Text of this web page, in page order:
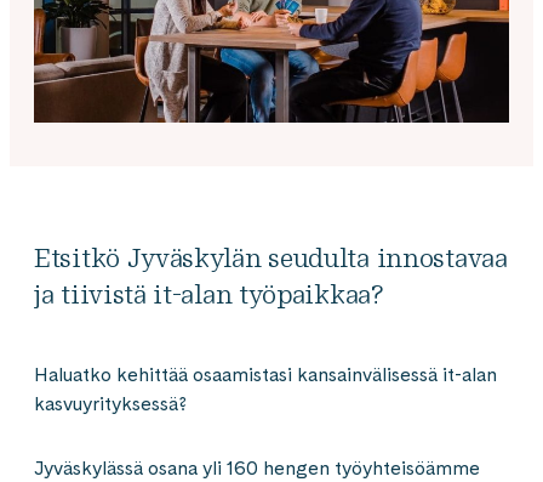
Etsitkö Jyväskylän seudulta innostavaa
ja tiivistä it-alan työpaikkaa?
Haluatko kehittää osaamistasi kansainvälisessä it-alan
kasvuyrityksessä?
Jyväskylässä osana yli 160 hengen työyhteisöämme